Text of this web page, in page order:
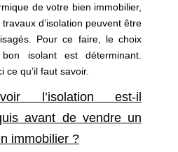
de votre bien immobilier,
travaux d’isolation peuvent être
Pour ce faire, le choix
isolant est déterminant.
ce qu’il faut savoir.
l’isolation est-il
avant de vendre un
immobilier ?